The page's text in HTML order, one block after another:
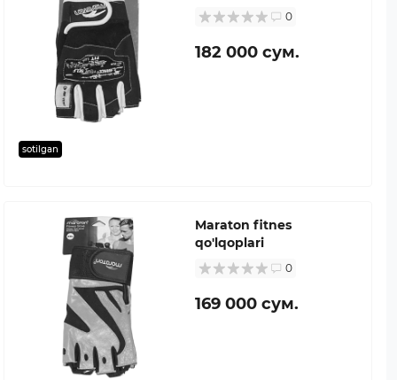
sotilgan
0
182 000 сум.
Maraton fitnes
qo'lqoplari
0
169 000 сум.